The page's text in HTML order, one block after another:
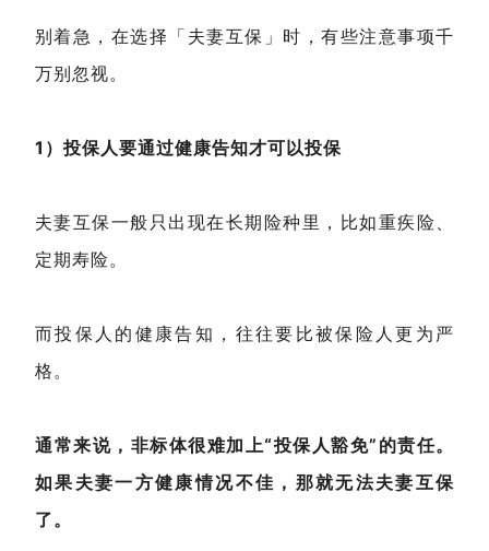
别着急，在选择「夫妻互保」时，有些注意事项千
万别忽视。
1）投保人要通过健康告知才可以投保
夫妻互保一般只出现在长期险种里，比如重疾险、
定期寿险。
而投保人的健康告知，往往要比被保险人更为严
格。
通常来说，非标体很难加上“投保人豁免”的责任。
如果夫妻一方健康情况不佳，那就无法夫妻互保
了。